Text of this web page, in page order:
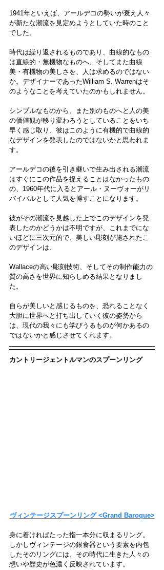
1941年といえば、アールデコの勢いが衰え人々
が新たな潮流を見定めようとしていた時のこと
でした。
時代は繰り返されるものであり、曲線的なもの
は直線的・無機物なものへ、そしてまた曲線
美・有機物の美しさを、人は求めるのではない
か。デザイナーであったWilliam S. Warrenはそ
のようなことを考えていたのかもしれません。
シンプルなものから、また別のものへと人の美
の価値観が移り変わろうとしていることをいち
早く感じ取り、彼はこのように有機的で曲線的
なデザインを発表したのではないかと思われま
す。
アールデコの後を引き継いで生み出される潮流
はすぐにこの作品を捉えることはなかったもの
の、1960年代に入るとアール・ヌーヴォーがリ
バイバルとして人気を博すことになります。
彼がその潮流を見越した上でこのデザインを発
表したのかどうかは不明ですが、これまでにな
いほどに三次元的で、美しい彫刻が施されたこ
のデザインは、
Wallaceの高い彫刻技術、そしてその制作能力の
質の高さを世界に知らしめる結果となりまし
た。
自らが美しいと感じるものを、恐れることなく
大胆に世界へと打ち出していく彼の姿勢から
は、現代の我々にも学びうるものが何かあるの
ではないかと感じさせてくれます。
カントリージェントルマンのスプーンリング
ヴィンテージスプーンリング <Grand Baroque>
身に着ければたった指一本分に収まるリング。
しかしヴィンテージの銀食器という要素を内包
したそのリングには、その時代に生きた人々の
想いや歴史が色濃く反映されています。